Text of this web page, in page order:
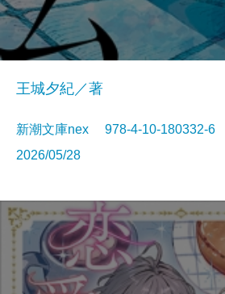
王城夕紀／著
新潮文庫nex 978-4-10-180332-
2026/05/28